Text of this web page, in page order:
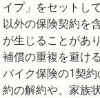
イプ」をセットし
以外の保険契約を
が生じることがあ
補償の重複を避け
バイク保険の1契
約の解約や、家族